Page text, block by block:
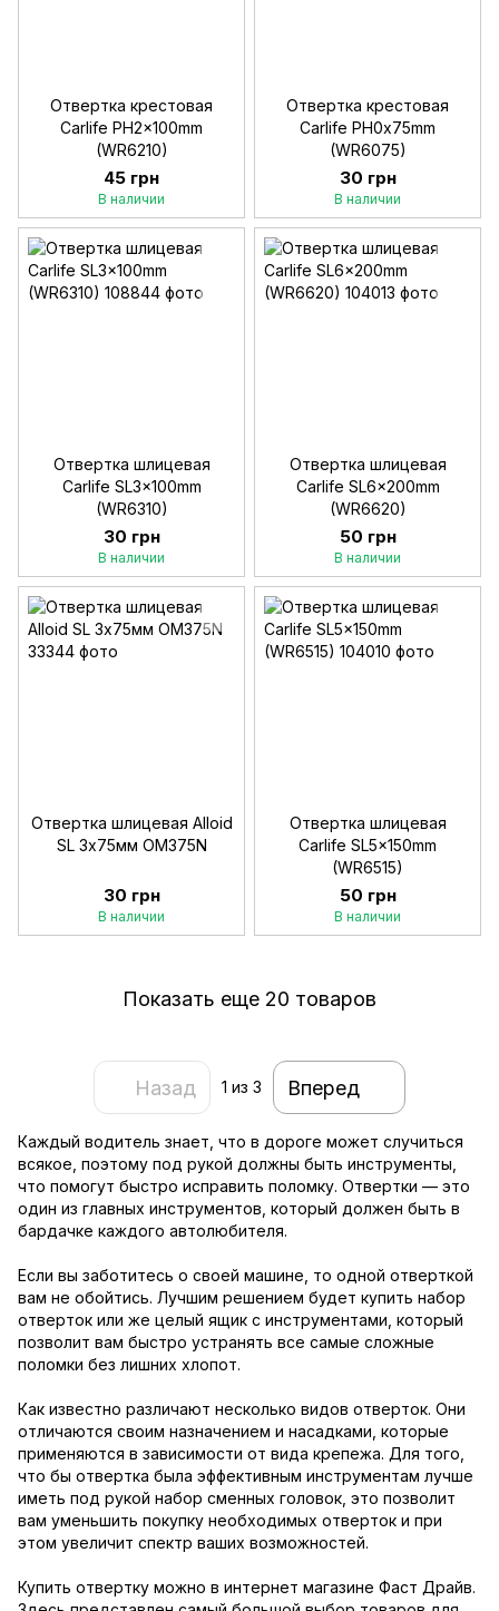
Отвертка крестовая
Carlife PH2x100mm
(WR6210)
45 грн
В наличии
Отвертка крестовая
Carlife PH0x75mm
(WR6075)
30 грн
В наличии
Отвертка шлицевая
Carlife SL3x100mm
(WR6310)
30 грн
В наличии
Отвертка шлицевая
Carlife SL6x200mm
(WR6620)
50 грн
В наличии
Отвертка шлицевая Alloid
SL 3х75мм OM375N
30 грн
В наличии
Отвертка шлицевая
Carlife SL5x150mm
(WR6515)
50 грн
В наличии
Показать еще 20 товаров
Назад 1 из 3 Вперед
Каждый водитель знает, что в дороге может случиться
всякое, поэтому под рукой должны быть инструменты,
что помогут быстро исправить поломку. Отвертки — это
один из главных инструментов, который должен быть в
бардачке каждого автолюбителя.
Если вы заботитесь о своей машине, то одной отверткой
вам не обойтись. Лучшим решением будет купить набор
отверток или же целый ящик с инструментами, который
позволит вам быстро устранять все самые сложные
поломки без лишних хлопот.
Как известно различают несколько видов отверток. Они
отличаются своим назначением и насадками, которые
применяются в зависимости от вида крепежа. Для того,
что бы отвертка была эффективным инструментам лучше
иметь под рукой набор сменных головок, это позволит
вам уменьшить покупку необходимых отверток и при
этом увеличит спектр ваших возможностей.
Купить отвертку можно в интернет магазине Фаст Драйв.